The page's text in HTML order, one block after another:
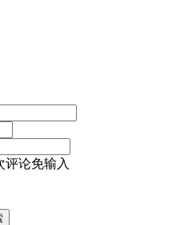
评论免输入